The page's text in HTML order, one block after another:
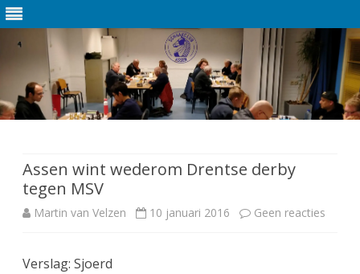
de
inhoud
Assen wint wederom Drentse derby
tegen MSV
Martin van Velzen 10 januari 2016 Geen reacties
Verslag: Sjoerd